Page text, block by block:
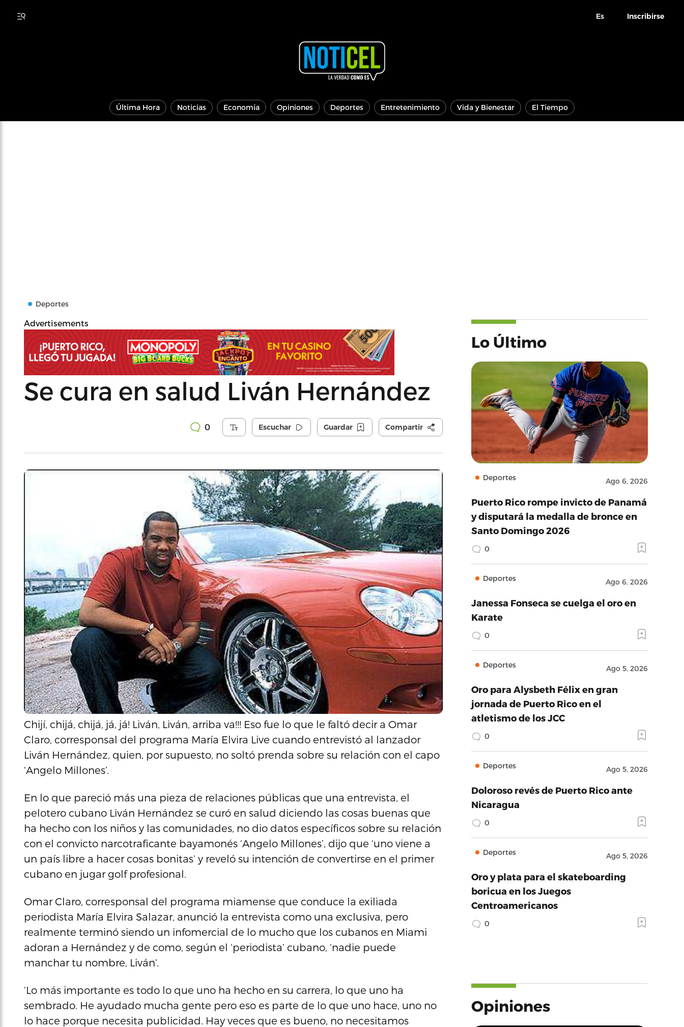
Es Inscribirse
Última Hora Noticias Economía Opiniones Deportes Entretenimiento Vida y Bienestar El Tiempo
Deportes
Advertisements
Se cura en salud Liván Hernández
0 Escuchar Guardar Compartir
Chijí, chijá, chijá, já, já! Liván, Liván, arriba va!!! Eso fue lo que le faltó decir a Omar
Claro, corresponsal del programa María Elvira Live cuando entrevistó al lanzador
Liván Hernández, quien, por supuesto, no soltó prenda sobre su relación con el capo
‘Angelo Millones’.
En lo que pareció más una pieza de relaciones públicas que una entrevista, el
pelotero cubano Liván Hernández se curó en salud diciendo las cosas buenas que
ha hecho con los niños y las comunidades, no dio datos específicos sobre su relación
con el convicto narcotraficante bayamonés ‘Angelo Millones’, dijo que ‘uno viene a
un país libre a hacer cosas bonitas’ y reveló su intención de convertirse en el primer
cubano en jugar golf profesional.
Omar Claro, corresponsal del programa miamense que conduce la exiliada
periodista María Elvira Salazar, anunció la entrevista como una exclusiva, pero
realmente terminó siendo un infomercial de lo mucho que los cubanos en Miami
adoran a Hernández y de como, según el ‘periodista’ cubano, ‘nadie puede
manchar tu nombre, Liván’.
‘Lo más importante es todo lo que uno ha hecho en su carrera, lo que uno ha
sembrado. He ayudado mucha gente pero eso es parte de lo que uno hace, uno no
lo hace porque necesita publicidad. Hay veces que es bueno, no necesitamos
Lo Último
Deportes Ago 6, 2026
Puerto Rico rompe invicto de Panamá
y disputará la medalla de bronce en
Santo Domingo 2026
0
Deportes Ago 6, 2026
Janessa Fonseca se cuelga el oro en
Karate
0
Deportes Ago 5, 2026
Oro para Alysbeth Félix en gran
jornada de Puerto Rico en el
atletismo de los JCC
0
Deportes Ago 5, 2026
Doloroso revés de Puerto Rico ante
Nicaragua
0
Deportes Ago 5, 2026
Oro y plata para el skateboarding
boricua en los Juegos
Centroamericanos
0
Opiniones